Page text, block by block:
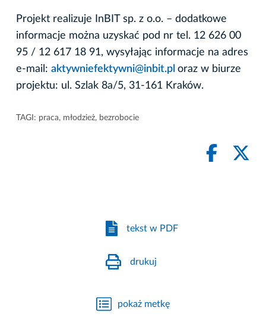
Projekt realizuje InBIT sp. z o.o. – dodatkowe
informacje można uzyskać pod nr tel. 12 626 00
95 / 12 617 18 91, wysyłając informacje na adres
e-mail: aktywniefektywni@inbit.pl oraz w biurze
projektu: ul. Szlak 8a/5, 31-161 Kraków.
TAGI: praca, młodzież, bezrobocie
tekst w PDF
drukuj
pokaż metkę